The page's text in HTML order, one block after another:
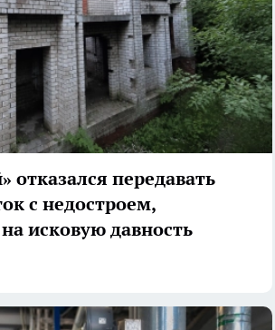
отказался передавать
с недостроем,
исковую давность